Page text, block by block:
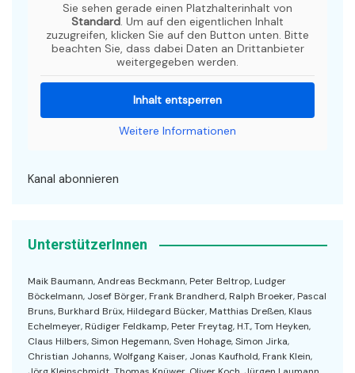
Sie sehen gerade einen Platzhalterinhalt von
Standard. Um auf den eigentlichen Inhalt
zuzugreifen, klicken Sie auf den Button unten. Bitte
beachten Sie, dass dabei Daten an Drittanbieter
weitergegeben werden.
Inhalt entsperren
Weitere Informationen
Kanal abonnieren
UnterstützerInnen
Maik Baumann, Andreas Beckmann, Peter Beltrop, Ludger
Böckelmann, Josef Börger, Frank Brandherd, Ralph Broeker, Pascal
Bruns, Burkhard Brüx, Hildegard Bücker, Matthias Dreßen, Klaus
Echelmeyer, Rüdiger Feldkamp, Peter Freytag, H.T., Tom Heyken,
Claus Hilbers, Simon Hegemann, Sven Hohage, Simon Jirka,
Christian Johanns, Wolfgang Kaiser, Jonas Kaufhold, Frank Klein,